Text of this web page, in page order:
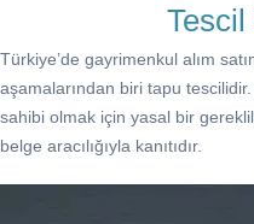
Türkiye’de gayrimenkul alım
aşamalarından biri tapu
sahibi olmak için yasal bir
belge aracılığıyla kanıtıdır.